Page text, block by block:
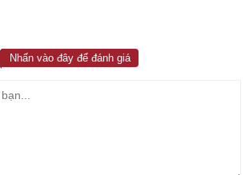
Nhấn vào đây để đánh giá